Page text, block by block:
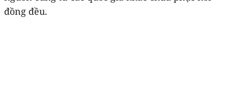
đồng đều.